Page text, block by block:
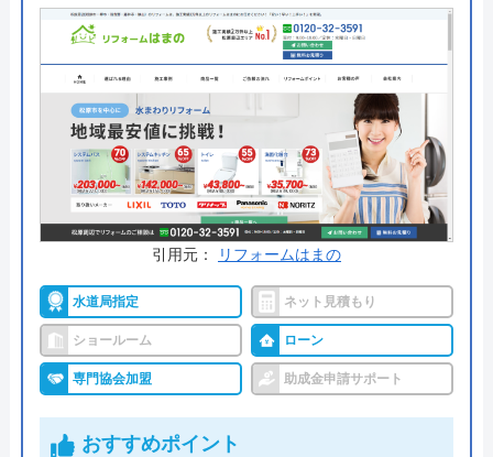
の確かなプロフェッショナルが施工をしてくれま
す。トイレ以外の箇所と同時に施工することで割引
を受けられるサービスを実施していることもあるの
でまずはホームページをご確認ください。
公式サイトで
料金詳細を見る
交換の達人 の基本情報
運営会社 株式会社ハウスラボ
代表者
創業・設立 平成21年5月1日設立
本社所在地
〒556-0014
引用元： リフォームはまの
水道局指定 ネット見積もり
ショールーム ローン
専門協会加盟 助成金申請サポート
おすすめポイント